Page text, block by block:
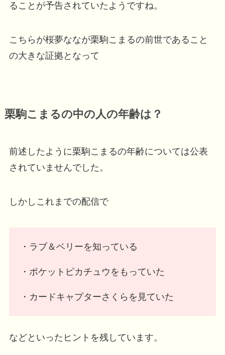
ることが予告されていたようですね。
こちらが桜夢ななが栗駒こまるの前世であること
の大きな証拠となって
栗駒こまるの中の人の年齢は？
前述したように栗駒こまるの年齢については公表
されていませんでした。
しかしこれまでの配信で
・ラブ＆ベリーを知っている
・ポケットピカチュウをもっていた
・カードキャプターさくらを見ていた
などといったヒントを残しています。